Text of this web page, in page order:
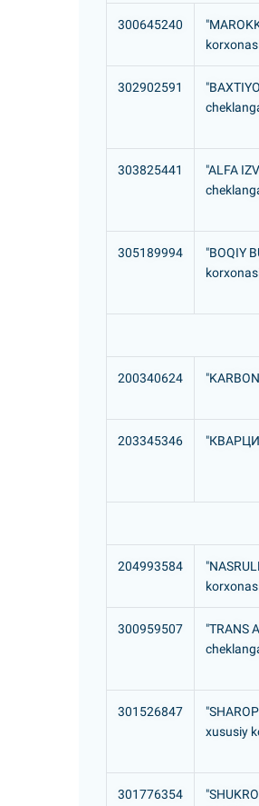
300645240
302902591
303825441
"ALFA
305189994
"BOQIY
200340624
203345346
204993584
300959507
"TRANS
301526847
xususiy
301776354